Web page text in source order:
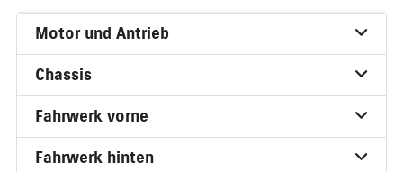
Motor und Antrieb
Chassis
Fahrwerk vorne
Fahrwerk hinten